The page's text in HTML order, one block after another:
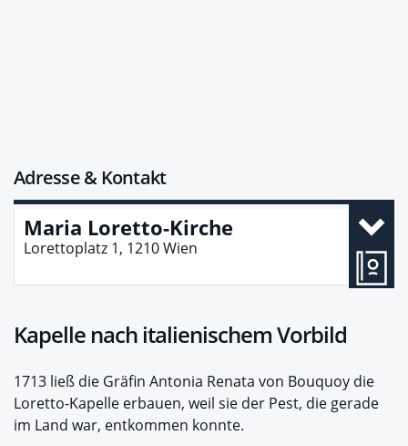
Adresse & Kontakt
Maria Loretto-Kirche
Lorettoplatz 1, 1210 Wien
Kapelle nach italienischem Vorbild
1713 ließ die Gräfin Antonia Renata von Bouquoy die
Loretto-Kapelle erbauen, weil sie der Pest, die gerade
im Land war, entkommen konnte.